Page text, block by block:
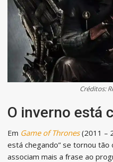
Créditos:
O inverno está
Em Game of Thrones(2011 –
está chegando” se tornou tão
associam mais a frase ao